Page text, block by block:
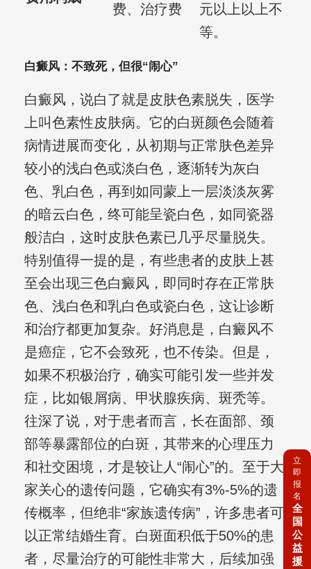
费、治疗费
元以上以上不
等。
白癜风：不致死，但很“闹心”
白癜风，说白了就是皮肤色素脱失，医学
上叫色素性皮肤病。它的白斑颜色会随着
病情进展而变化，从初期与正常肤色差异
较小的浅白色或淡白色，逐渐转为灰白
色、乳白色，再到如同蒙上一层淡淡灰雾
的暗云白色，终可能呈瓷白色，如同瓷器
般洁白，这时皮肤色素已几乎尽量脱失。
特别值得一提的是，有些患者的皮肤上甚
至会出现三色白癜风，即同时存在正常肤
色、浅白色和乳白色或瓷白色，这让诊断
和治疗都更加复杂。好消息是，白癜风不
是癌症，它不会致死，也不传染。但是，
如果不积极治疗，确实可能引发一些并发
症，比如银屑病、甲状腺疾病、斑秃等。
往深了说，对于患者而言，长在面部、颈
部等暴露部位的白斑，其带来的心理压力
和社交困境，才是较让人“闹心”的。至于大
家关心的遗传问题，它确实有3%-5%的遗
传概率，但绝非“家族遗传病”，许多患者可
以正常结婚生育。白斑面积低于50%的患
者，尽量治疗的可能性非常大，后续加强
立
即
报
名
全
国
公
益
援